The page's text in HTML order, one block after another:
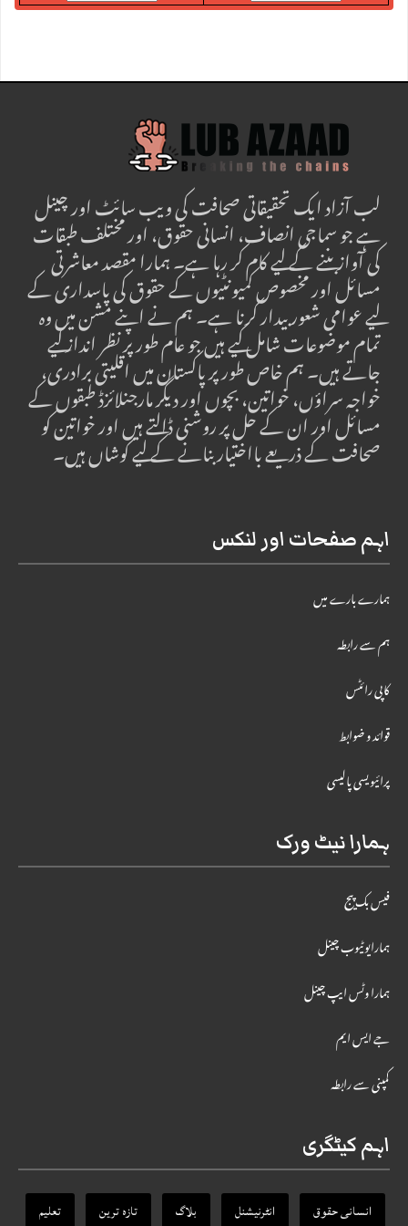
لب آزاد ایک تحقیقاتی صحافت کی ویب سائٹ اور چینل
ہے جو سماجی انصاف، انسانی حقوق، اور مختلف طبقات
کی آواز بننے کے لیے کام کر رہا ہے۔ ہمارا مقصد معاشرتی
مسائل اور مخصوص کمیونٹیوں کے حقوق کی پاسداری کے
لیے عوامی شعور بیدار کرنا ہے۔ ہم نے اپنے مشن میں وہ
تمام موضوعات شامل کیے ہیں جو عام طور پر نظر انداز کیے
جاتے ہیں۔ ہم خاص طور پر پاکستان میں اقلیتی برادری،
خواجہ سراؤں، خواتین، بچوں اور دیگر مارجنلائزڈ طبقوں کے
مسائل اور ان کے حل پر روشنی ڈالتے ہیں اور خواتین کو
صحافت کے ذریعے بااختیار بنانے کے لیے کوشاں ہیں۔
اہم صفحات اور لنکس
ہمارے بارے میں
ہم سے رابطہ
کاپی رائٹس
قوائد و ضوابط
پرائیویسی پالیسی
ہمارا نیٹ ورک
فیس بک پیج
ہمارایوٹیوب چینل
ہمارا وٹس ایپ چینل
جے ایس ایم
کمپنی سے رابطہ
اہم کیٹگری
انسانی حقوق انٹرنیشنل بلاگ تازہ ترین تعلیم